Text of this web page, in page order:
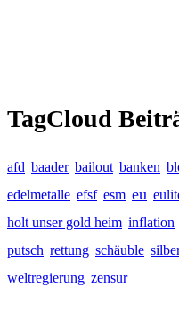
TagCloud
afd baader bailout banken
edelmetalle efsf esm eu
holt unser gold heim inflation
putsch rettung schäuble
weltregierung zensur